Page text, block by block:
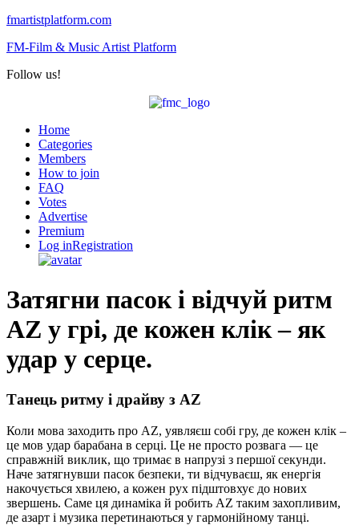
fmartistplatform.com
FM-Film & Music Artist Platform
Follow us!
Menu
Home
Categories
Members
How to join
FAQ
Votes
Advertise
Premium
Log inRegistration
Затягни пасок і відчуй ритм
AZ у грі, де кожен клік – як
удар у серце.
Танець ритму і драйву з AZ
Коли мова заходить про AZ, уявляєш собі гру, де кожен клік –
це мов удар барабана в серці. Це не просто розвага — це
справжній виклик, що тримає в напрузі з першої секунди.
Наче затягнувши пасок безпеки, ти відчуваєш, як енергія
накочується хвилею, а кожен рух підштовхує до нових
звершень. Саме ця динаміка й робить AZ таким захопливим,
де азарт і музика перетинаються у гармонійному танці.